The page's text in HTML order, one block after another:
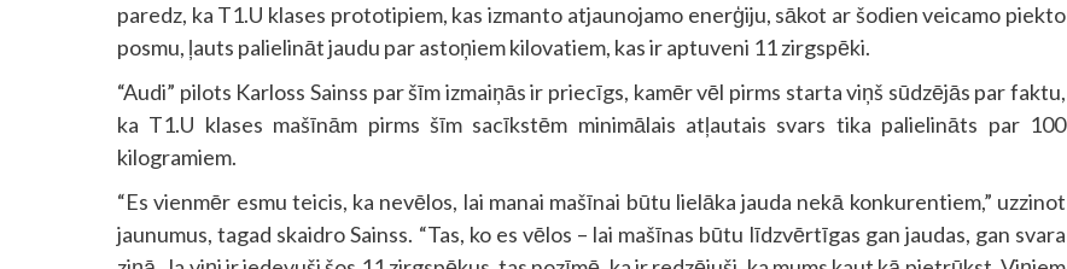
paredz, ka T1.U klases prototipiem, kas izmanto atjaunojamo enerģiju, sākot ar šodien veicamo piekto
posmu, ļauts palielināt jaudu par astoņiem kilovatiem, kas ir aptuveni 11 zirgspēki.
“Audi” pilots Karloss Sainss par šīm izmaiņās ir priecīgs, kamēr vēl pirms starta viņš sūdzējās par faktu,
ka T1.U klases mašīnām pirms šīm sacīkstēm minimālais atļautais svars tika palielināts par 100
kilogramiem.
“Es vienmēr esmu teicis, ka nevēlos, lai manai mašīnai būtu lielāka jauda nekā konkurentiem,” uzzinot
jaunumus, tagad skaidro Sainss. “Tas, ko es vēlos – lai mašīnas būtu līdzvērtīgas gan jaudas, gan svara